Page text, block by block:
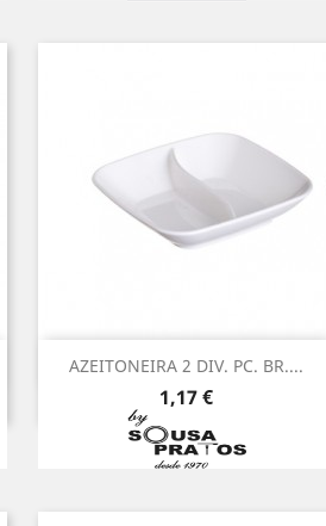
AZEITONEIRA 2 DIV. PC. BR....
Preço
1,17 €
Vista rápida